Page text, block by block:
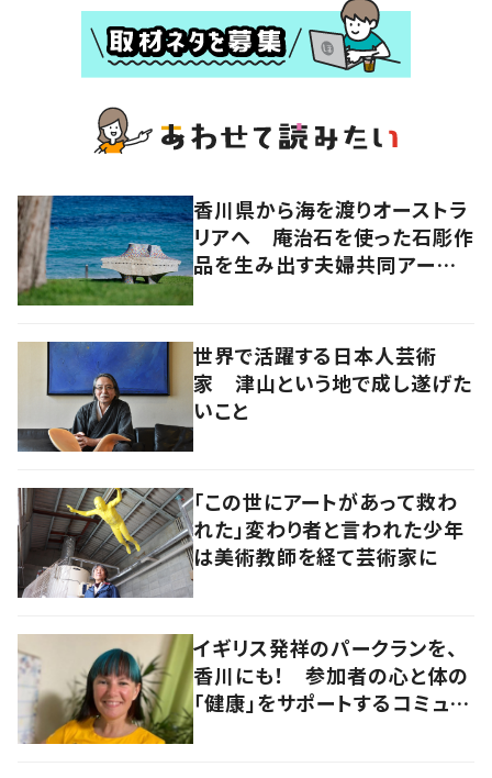
香川県から海を渡りオーストラ
リアへ 庵治石を使った石彫作
品を生み出す夫婦共同アーティ
世界で活躍する日本人芸術
家 津山という地で成し遂げた
いこと
「この世にアートがあって救わ
れた」変わり者と言われた少年
は美術教師を経て芸術家に
イギリス発祥のパークランを、
香川にも！ 参加者の心と体の
「健康」をサポートするコミュニ